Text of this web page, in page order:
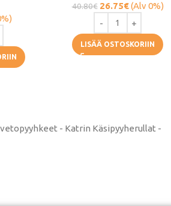
40.80€ 26.75€(Alv 0%)
LISÄÄ OSTOSKORIIN
- Katrin Käsipyyherullat -